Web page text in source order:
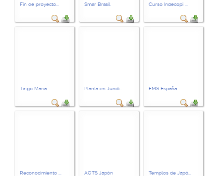
Fin de proyecto... Smar Brasil Curso Indecopi ...
Tingo María Planta en Jundi... FMS España
Reconocimiento ... AOTS Japón Templos de Japó...